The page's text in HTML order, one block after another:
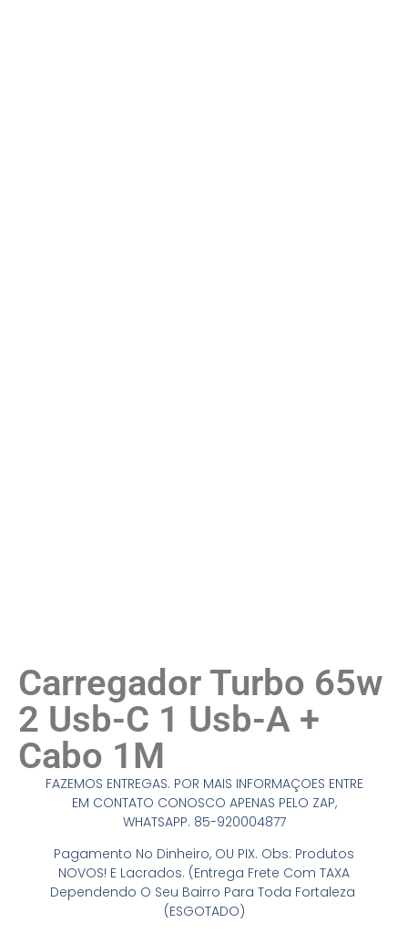
Carregador Turbo 65w
2 Usb-C 1 Usb-A +
Cabo 1M
FAZEMOS ENTREGAS. POR MAIS INFORMAÇOES ENTRE
EM CONTATO CONOSCO APENAS PELO ZAP,
WHATSAPP. 85-920004877
Pagamento No Dinheiro, OU PIX. Obs: Produtos
NOVOS! E Lacrados. (Entrega Frete Com TAXA
Dependendo O Seu Bairro Para Toda Fortaleza
(ESGOTADO)